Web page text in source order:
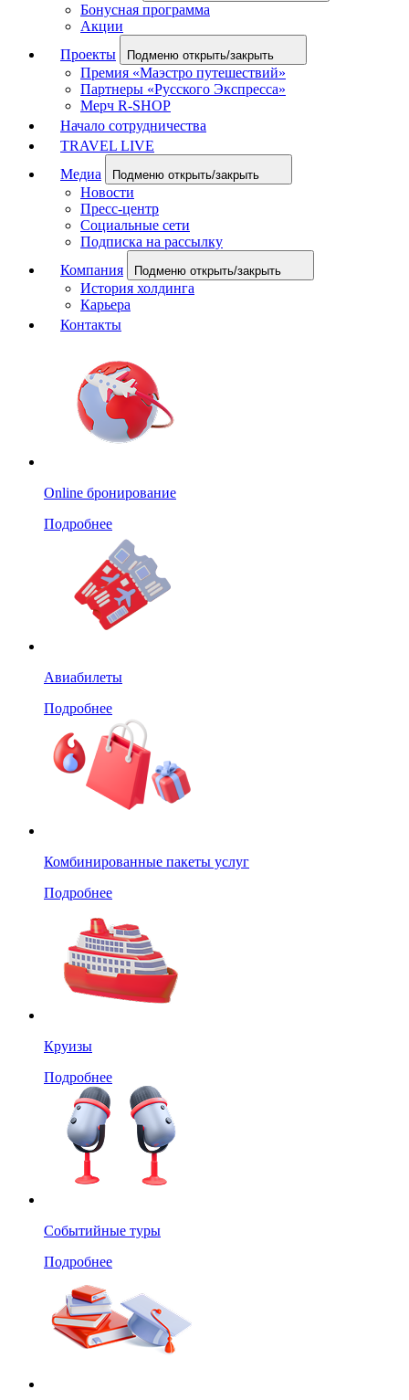
Бонусная программа
Акции
Проекты
Подменю открыть/закрыть
Премия «Маэстро путешествий»
Партнеры «Русского Экспресса»
Мерч R-SHOP
Начало сотрудничества
TRAVEL LIVE
Медиа
Подменю открыть/закрыть
Новости
Пресс-центр
Социальные сети
Подписка на рассылку
Компания
Подменю открыть/закрыть
История холдинга
Карьера
Контакты
Online бронирование
Подробнее
Авиабилеты
Подробнее
Комбинированные пакеты услуг
Подробнее
Круизы
Подробнее
Событийные туры
Подробнее